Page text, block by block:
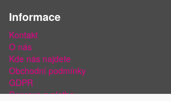
Informace
Kontakt
O nás
Kde nás najdete
Obchodní podmínky
GDPR
Doprava a platba